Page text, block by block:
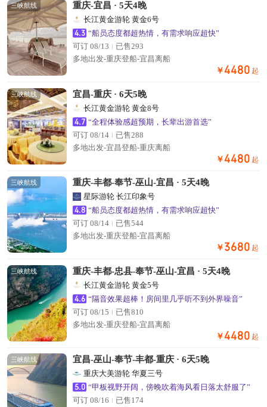
三峡航线 重庆-宜昌 · 5天4晚
长江黄金游轮 黄金6号
4.3 “船员态度都超热情，有需求响应超快”
可订 08/13
已售293
多地出发-重庆登船-宜昌离船
￥4480 起
三峡航线 宜昌-重庆 · 6天5晚
长江黄金游轮 黄金8号
4.7 “全程体验感超预期，长辈出游首选”
可订 08/14
已售288
多地出发-宜昌登船-重庆离船
￥4480 起
三峡航线 重庆-丰都-奉节-巫山-宜昌 · 5天4晚
星际游轮 长江印象号
4.8 “船员态度都超热情，有需求响应超快”
可订 08/14
已售544
多地出发-重庆登船-宜昌离船
￥ 3680 起
三峡航线 重庆-丰都-忠县-奉节-巫山-宜昌 · 5天4晚
长江黄金游轮 黄金5号
4.6 “隔音效果超棒！房间里几乎听不到外界噪音”
可订 08/15
已售810
多地出发-重庆登船-宜昌离船
￥4480 起
三峡航线 宜昌-巫山-奉节-丰都-重庆 · 6天5晚
重庆大美游轮 华夏三号
5.0 “甲板视野开阔，傍晚吹着海风看日落太舒服了”
可订 08/16
已售174